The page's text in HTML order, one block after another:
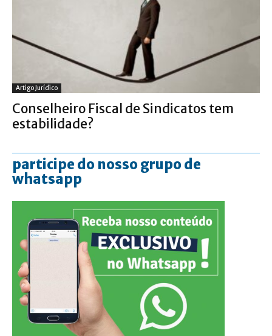
Artigo Jurídico
Conselheiro Fiscal de Sindicatos tem
estabilidade?
participe do nosso grupo de
whatsapp